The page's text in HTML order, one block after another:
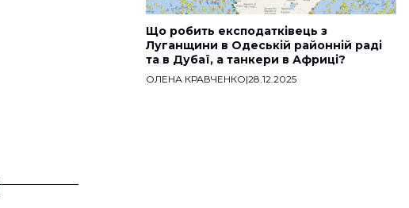
Що робить експодатківець з
Луганщини в Одеській районній раді
та в Дубаї, а танкери в Африці?
ОЛЕНА КРАВЧЕНКО|28.12.2025